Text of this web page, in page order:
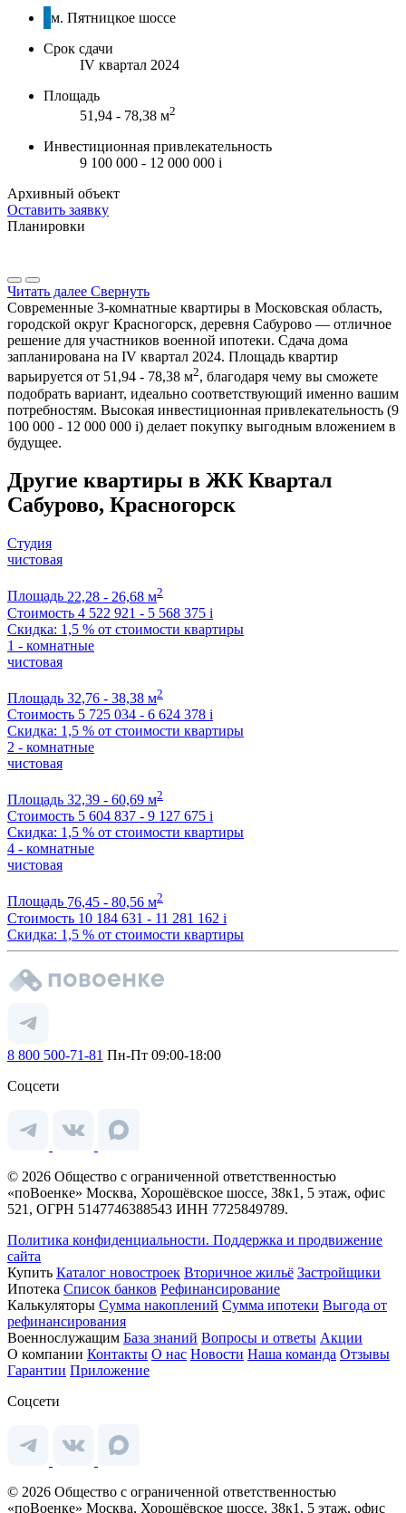
м. Пятницкое шоссе
Срок сдачи
IV квартал 2024
Площадь
51,94 - 78,38 м2
Инвестиционная привлекательность
9 100 000 - 12 000 000 i
Архивный объект
Оставить заявку
Планировки
Читать далее Свернуть
Современные 3-комнатные квартиры в Московская область,
городской округ Красногорск, деревня Сабурово — отличное
решение для участников военной ипотеки. Сдача дома
запланирована на IV квартал 2024. Площадь квартир
варьируется от 51,94 - 78,38 м2, благодаря чему вы сможете
подобрать вариант, идеально соответствующий именно вашим
потребностям. Высокая инвестиционная привлекательность (9
100 000 - 12 000 000 i) делает покупку выгодным вложением в
будущее.
Другие квартиры в ЖК Квартал
Сабурово, Красногорск
Студия
чистовая
Площадь 22,28 - 26,68 м2
Стоимость 4 522 921 - 5 568 375 i
Скидка: 1,5 % от стоимости квартиры
1 - комнатные
чистовая
Площадь 32,76 - 38,38 м2
Стоимость 5 725 034 - 6 624 378 i
Скидка: 1,5 % от стоимости квартиры
2 - комнатные
чистовая
Площадь 32,39 - 60,69 м2
Стоимость 5 604 837 - 9 127 675 i
Скидка: 1,5 % от стоимости квартиры
4 - комнатные
чистовая
Площадь 76,45 - 80,56 м2
Стоимость 10 184 631 - 11 281 162 i
Скидка: 1,5 % от стоимости квартиры
8 800 500-71-81 Пн-Пт 09:00-18:00
Соцсети
© 2026 Общество с ограниченной ответственностью
«поВоенке» Москва, Хорошёвское шоссе, 38к1, 5 этаж, офис
521, ОГРН 5147746388543 ИНН 7725849789.
Политика конфиденциальности. Поддержка и продвижение
сайта
Купить Каталог новостроек Вторичное жильё Застройщики
Ипотека Список банков Рефинансирование
Калькуляторы Сумма накоплений Сумма ипотеки Выгода от
рефинансирования
Военнослужащим База знаний Вопросы и ответы Акции
О компании Контакты О нас Новости Наша команда Отзывы
Гарантии Приложение
Соцсети
© 2026 Общество с ограниченной ответственностью
«поВоенке» Москва, Хорошёвское шоссе, 38к1, 5 этаж, офис